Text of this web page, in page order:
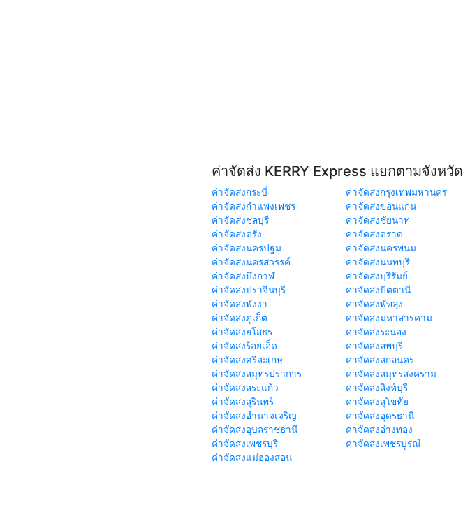
ค่าจัดส่ง KERRY Express แยกตามจังหวัด
ค่าจัดส่งกระบี่ ค่าจัดส่งกรุงเทพมหานคร
ค่าจัดส่งกำแพงเพชร
ค่าจัดส่งขอนแก่น
ค่าจัดส่งชลบุรี
ค่าจัดส่งชัยนาท
ค่าจัดส่งตรัง
ค่าจัดส่งตราด
ค่าจัดส่งนครปฐม
ค่าจัดส่งนครพนม
ค่าจัดส่งนครสวรรค์
ค่าจัดส่งนนทบุรี
ค่าจัดส่งบึงกาฬ
ค่าจัดส่งบุรีรัมย์
ค่าจัดส่งปราจีนบุรี
ค่าจัดส่งปัตตานี
ค่าจัดส่งพังงา
ค่าจัดส่งพัทลุง
ค่าจัดส่งภูเก็ต
ค่าจัดส่งมหาสารคาม
ค่าจัดส่งยโสธร
ค่าจัดส่งระนอง
ค่าจัดส่งร้อยเอ็ด
ค่าจัดส่งลพบุรี
ค่าจัดส่งศรีสะเกษ
ค่าจัดส่งสกลนคร
ค่าจัดส่งสมุทรปราการ
ค่าจัดส่งสมุทรสงคราม
ค่าจัดส่งสระแก้ว
ค่าจัดส่งสิงห์บุรี
ค่าจัดส่งสุรินทร์
ค่าจัดส่งสุโขทัย
ค่าจัดส่งอำนาจเจริญ
ค่าจัดส่งอุดรธานี
ค่าจัดส่งอุบลราชธานี
ค่าจัดส่งอ่างทอง
ค่าจัดส่งเพชรบุรี
ค่าจัดส่งเพชรบูรณ์
ค่าจัดส่งแม่ฮ่องสอน